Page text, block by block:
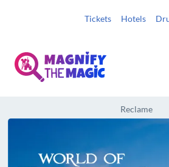
Tickets Hotels
Reclame